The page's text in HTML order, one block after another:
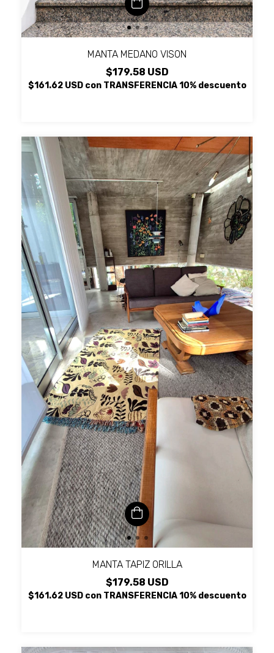
MANTA MEDANO VISON
$179.58 USD
$161.62 USD con TRANSFERENCIA 10% descuento
MANTA TAPIZ ORILLA
$179.58 USD
$161.62 USD con TRANSFERENCIA 10% descuento